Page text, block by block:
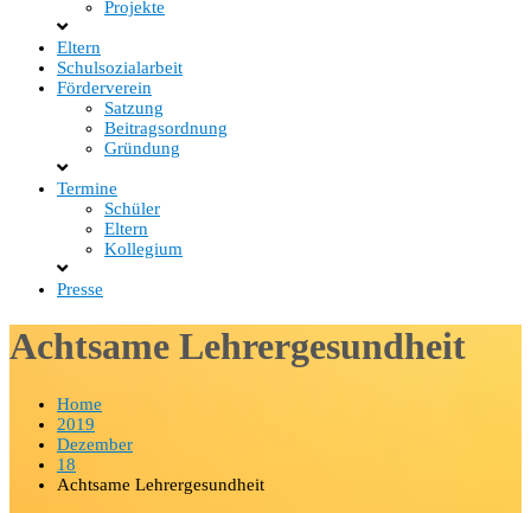
Projekte
Eltern
Schulsozialarbeit
Förderverein
Satzung
Beitragsordnung
Gründung
Termine
Schüler
Eltern
Kollegium
Presse
Achtsame Lehrergesundheit
Home
2019
Dezember
18
Achtsame Lehrergesundheit